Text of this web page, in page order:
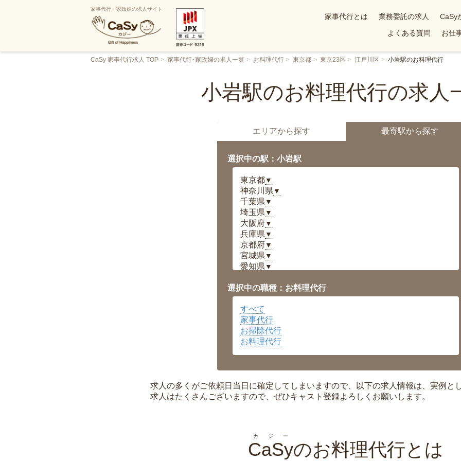
家事代行・家政婦の求人サイト
家事代行とは 業務委託の求人 CaSy
よくある質問
お仕
CaSy 家事代行求人 TOP 家事代行･家政婦の求人一覧 お料理代行 東京都 東京23区 江戸川区 小岩駅のお料理代行
小岩駅のお料理代行の求人
エリアから探す 最寄駅から探す
選択中の駅：小岩駅
東京都▼
神奈川県 ▼
千葉県 ▼
埼玉県 ▼
大阪府▼
兵庫県 ▼
京都府▼
宮城県 ▼
愛知県 ▼
岡山県▼
広島県▼
沖縄県
選択中の職種：お料理代行
すべて
家事代行
お掃除代行
お料理代行
求人の多くがご依頼日当日に確定してしまいますので、以下の求人情報は、実例と
求人はたくさんございますので、ぜひキャスト登録よろしくお願いします。
CaSy
カジー
のお料理代行とは